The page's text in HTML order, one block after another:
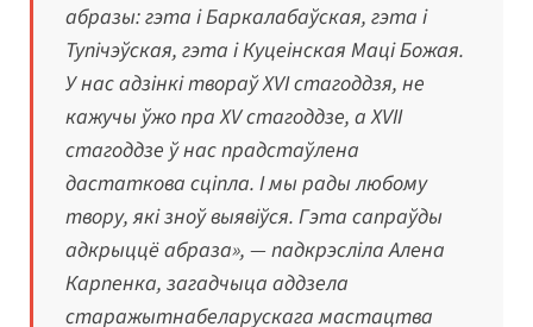
абразы: гэта і Баркалабаўская, гэта і
Тупічэўская, гэта і Куцеінская Маці Божая.
У нас адзінкі твораў XVI стагоддзя, не
кажучы ўжо пра XV стагоддзе, а XVII
стагоддзе ў нас прадстаўлена
дастаткова сціпла. І мы рады любому
твору, які зноў выявіўся. Гэта сапраўды
адкрыццё абраза», — падкрэсліла Алена
Карпенка, загадчыца аддзела
старажытнабеларускага мастацтва